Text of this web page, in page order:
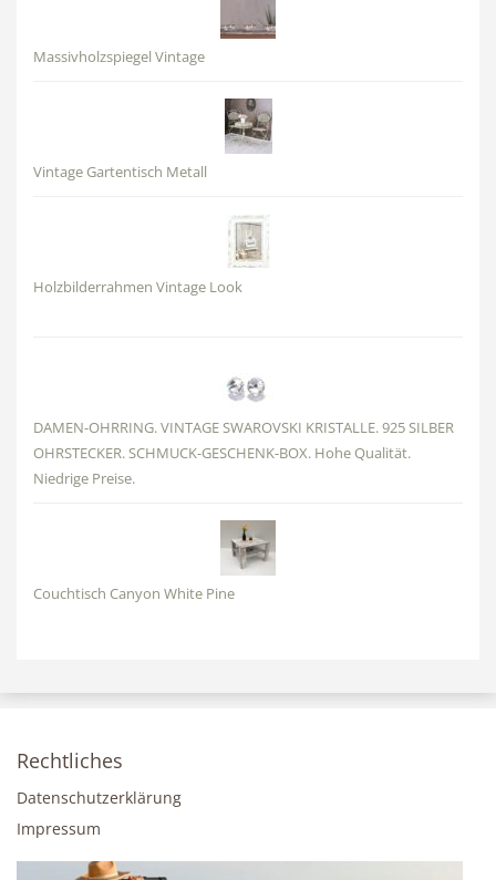
Massivholzspiegel Vintage
Vintage Gartentisch Metall
Holzbilderrahmen Vintage Look
DAMEN-OHRRING. VINTAGE SWAROVSKI KRISTALLE. 925 SILBER
OHRSTECKER. SCHMUCK-GESCHENK-BOX. Hohe Qualität.
Niedrige Preise.
Couchtisch Canyon White Pine
Rechtliches
Datenschutzerklärung
Impressum